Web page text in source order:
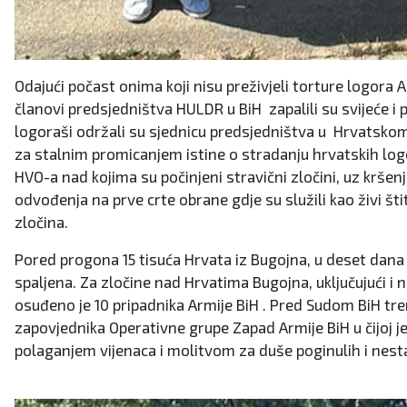
Odajući počast onima koji nisu preživjeli torture logora
članovi predsjedništva HULDR u BiH zapalili su svijeće
logoraši održali su sjednicu predsjedništva u
za stalnim promicanjem istine o stradanju hrvatskih
HVO-a nad kojima su počinjeni stravični zločini, uz
odvođenja na prve crte obrane gdje su služili kao živi
zločina.
Pored progona 15 tisuća Hrvata iz Bugojna, u deset
spaljena. Za zločine nad Hrvatima Bugojna, uključujući
osuđeno je 10 pripadnika Armije BiH . Pred Sudom BiH
zapovjednika Operativne grupe Zapad Armije BiH u
polaganjem vijenaca i molitvom za duše poginulih i